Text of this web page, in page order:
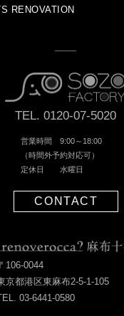
RENOVATION
TEL. 0120-07-5020
営業時間 9:00～18:00
（時間外予約対応可）
定休日 水曜日
CONTACT
106-0044
京都港区東麻布2-5-1-105
03-6441-0580